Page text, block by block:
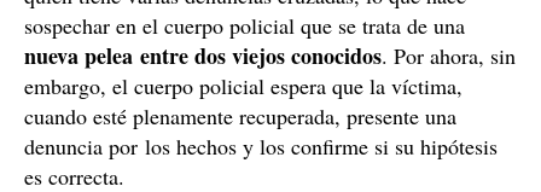
sospechar en el cuerpo policial que se trata de una
nueva pelea entre dos viejos conocidos. Por ahora, sin
embargo, el cuerpo policial espera que la víctima,
cuando esté plenamente recuperada, presente una
denuncia por los hechos y los confirme si su hipótesis
es correcta.